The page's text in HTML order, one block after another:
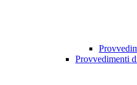
Provvedimenti